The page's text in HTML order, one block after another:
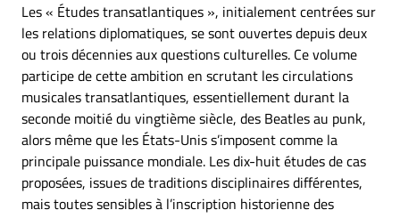
Les « Études transatlantiques », initialement centrées sur
les relations diplomatiques, se sont ouvertes depuis deux
ou trois décennies aux questions culturelles. Ce volume
participe de cette ambition en scrutant les circulations
musicales transatlantiques, essentiellement durant la
seconde moitié du vingtième siècle, des Beatles au punk,
alors même que les États-Unis s’imposent comme la
principale puissance mondiale. Les dix-huit études de cas
proposées, issues de traditions disciplinaires différentes,
mais toutes sensibles à l’inscription historienne des